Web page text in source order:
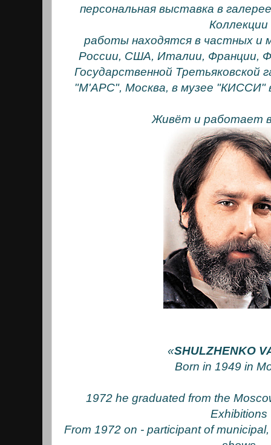
персональная выставка в
Коллекции
работы находятся в частных и
России, США, Италии, Франции,
Государственной Третьяковской
"М'АРС", Москва, в музее
Живёт и работает
«SHULZHENKO
Born in 1949 in
1972 he graduated from the
Exhibitions
From 1972 on - participant of